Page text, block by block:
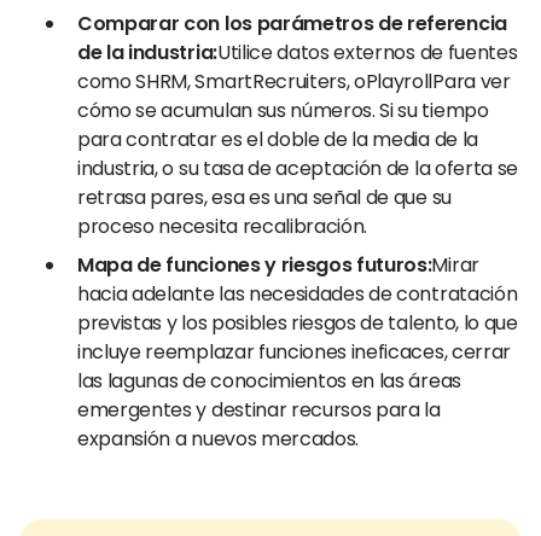
Comparar con los parámetros de referencia
de la industria:Utilice datos externos de fuentes
como SHRM, SmartRecruiters, oPlayrollPara ver
cómo se acumulan sus números. Si su tiempo
para contratar es el doble de la media de la
industria, o su tasa de aceptación de la oferta se
retrasa pares, esa es una señal de que su
proceso necesita recalibración.
Mapa de funciones y riesgos futuros:Mirar
hacia adelante las necesidades de contratación
previstas y los posibles riesgos de talento, lo que
incluye reemplazar funciones ineficaces, cerrar
las lagunas de conocimientos en las áreas
emergentes y destinar recursos para la
expansión a nuevos mercados.